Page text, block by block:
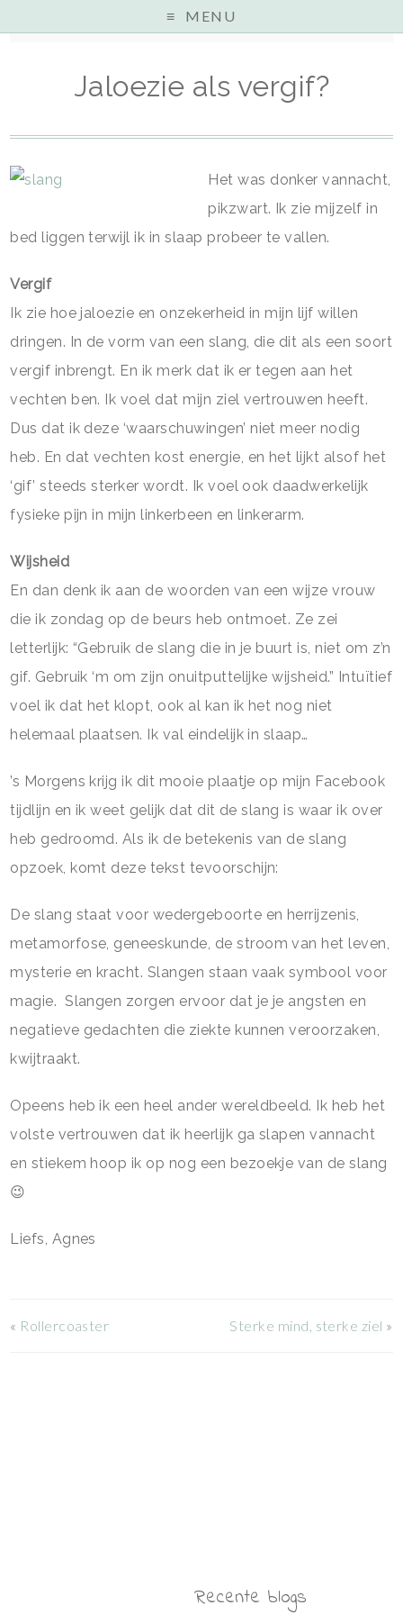
MENU
Jaloezie als vergif?
Jaloezie als vergif?
Het was donker vannacht,
pikzwart. Ik zie mijzelf in
bed liggen terwijl ik in slaap probeer te vallen.
Vergif
Ik zie hoe jaloezie en onzekerheid in mijn lijf willen
dringen. In de vorm van een slang, die dit als een soort
vergif inbrengt. En ik merk dat ik er tegen aan het
vechten ben. Ik voel dat mijn ziel vertrouwen heeft.
Dus dat ik deze ‘waarschuwingen’ niet meer nodig
heb. En dat vechten kost energie, en het lijkt alsof het
‘gif’ steeds sterker wordt. Ik voel ook daadwerkelijk
fysieke pijn in mijn linkerbeen en linkerarm.
Wijsheid
En dan denk ik aan de woorden van een wijze vrouw
die ik zondag op de beurs heb ontmoet. Ze zei
letterlijk: “Gebruik de slang die in je buurt is, niet om z’n
gif. Gebruik ‘m om zijn onuitputtelijke wijsheid.” Intuïtief
voel ik dat het klopt, ook al kan ik het nog niet
helemaal plaatsen. Ik val eindelijk in slaap…
’s Morgens krijg ik dit mooie plaatje op mijn Facebook
tijdlijn en ik weet gelijk dat dit de slang is waar ik over
heb gedroomd. Als ik de betekenis van de slang
opzoek, komt deze tekst tevoorschijn:
De slang staat voor wedergeboorte en herrijzenis,
metamorfose, geneeskunde, de stroom van het leven,
mysterie en kracht. Slangen staan vaak symbool voor
magie. Slangen zorgen ervoor dat je je angsten en
negatieve gedachten die ziekte kunnen veroorzaken,
kwijtraakt.
Opeens heb ik een heel ander wereldbeeld. Ik heb het
volste vertrouwen dat ik heerlijk ga slapen vannacht
en stiekem hoop ik op nog een bezoekje van de slang
😉
Liefs, Agnes
« Rollercoaster Sterke mind, sterke ziel »
Recente blogs